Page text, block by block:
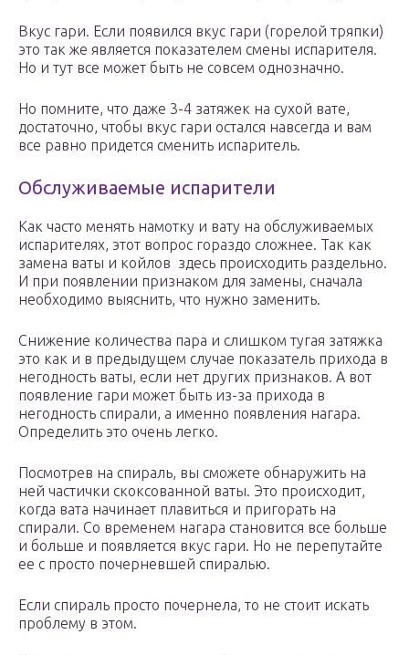
Вкус гари. Если появился вкус гари (горелой тряпки)
это так же является показателем смены испарителя.
Но и тут все может быть не совсем однозначно.
Но помните, что даже 3-4 затяжек на сухой вате,
достаточно, чтобы вкус гари остался навсегда и вам
все равно придется сменить испаритель.
Обслуживаемые испарители
Как часто менять намотку и вату на обслуживаемых
испарителях, этот вопрос гораздо сложнее. Так как
замена ваты и койлов здесь происходить раздельно.
И при появлении признаком для замены, сначала
необходимо выяснить, что нужно заменить.
Снижение количества пара и слишком тугая затяжка
это как и в предыдущем случае показатель прихода в
негодность ваты, если нет других признаков. А вот
появление гари может быть из-за прихода в
негодность спирали, а именно появления нагара.
Определить это очень легко.
Посмотрев на спираль, вы сможете обнаружить на
ней частички скоксованной ваты. Это происходит,
когда вата начинает плавиться и пригорать на
спирали. Со временем нагара становится все больше
и больше и появляется вкус гари. Но не перепутайте
ее с просто почерневшей спиралью.
Если спираль просто почернела, то не стоит искать
проблему в этом.